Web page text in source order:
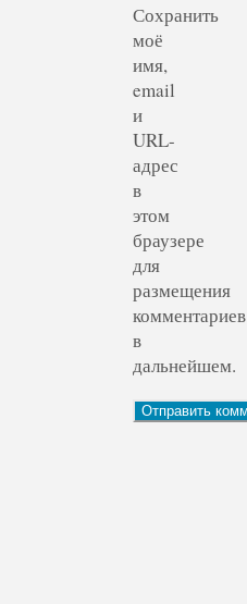
Сохранить
моё
имя,
email
и
URL-
адрес
в
этом
браузере
для
размещения
комментариев
в
дальнейшем.